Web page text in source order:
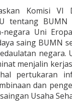
Komisi VI
tentang BUMN
negara Uni
saing BUMN
negara.
menjalin
pertukaran
dan
Usaha